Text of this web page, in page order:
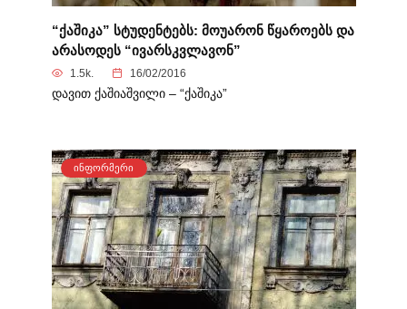
“ქაშიკა” სტუდენტებს: მოუარონ წყაროებს და
არასოდეს “ივარსკვლავონ”
1.5k. 16/02/2016
დავით ქაშიაშვილი – “ქაშიკა”
ᲘᲜᲤᲝᲠᲛᲔᲠᲘ